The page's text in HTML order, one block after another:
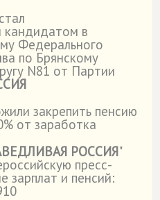
кандидатом в
Федерального
по Брянскому
N81 от Партии
закрепить пенсию
от заработка
РОССИЯ"
пресс-
зарплат и пенсий: